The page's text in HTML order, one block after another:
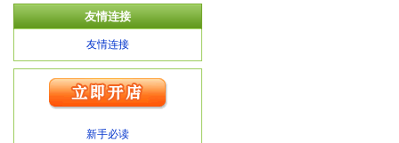
友情连接
友情连接
新手必读